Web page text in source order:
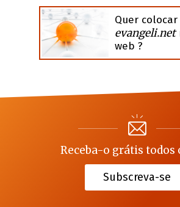
Quer colocar
evangeli.net
web ?
Receba-o grátis todos
Subscreva-se